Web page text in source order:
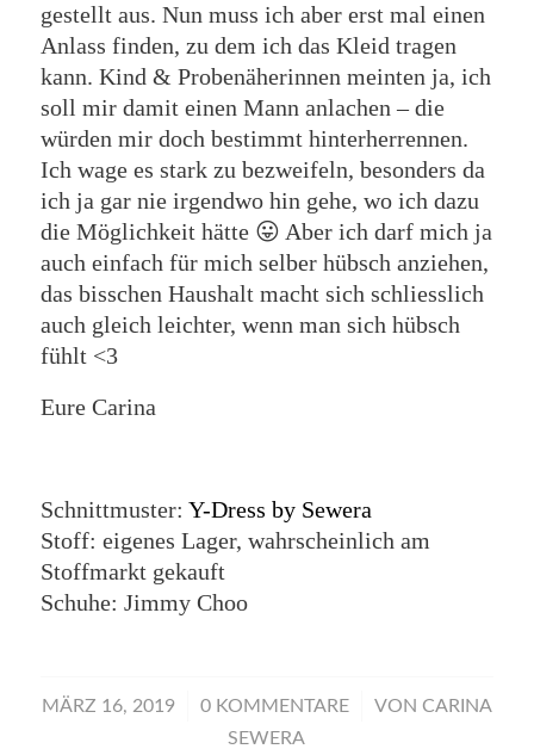
gestellt aus. Nun muss ich aber erst mal einen
Anlass finden, zu dem ich das Kleid tragen
kann. Kind & Probenäherinnen meinten ja, ich
soll mir damit einen Mann anlachen – die
würden mir doch bestimmt hinterherrennen.
Ich wage es stark zu bezweifeln, besonders da
ich ja gar nie irgendwo hin gehe, wo ich dazu
die Möglichkeit hätte 😛 Aber ich darf mich ja
auch einfach für mich selber hübsch anziehen,
das bisschen Haushalt macht sich schliesslich
auch gleich leichter, wenn man sich hübsch
fühlt <3
Eure Carina
Schnittmuster: Y-Dress by Sewera
Stoff: eigenes Lager, wahrscheinlich am
Stoffmarkt gekauft
Schuhe: Jimmy Choo
MÄRZ 16, 2019
/ 0 KOMMENTARE
/ VON CARINA
SEWERA